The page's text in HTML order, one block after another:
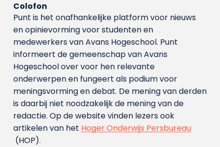
Colofon
Punt is het onafhankelijke platform voor nieuws
en opinievorming voor studenten en
medewerkers van Avans Hoge­school. Punt
informeert de gemeenschap van Avans
Hogeschool over voor hen relevante
onderwerpen en fungeert als podium voor
meningsvorming en debat. De mening van derden
is daarbij niet noodzakelijk de mening van de
redactie. Op de website vinden lezers ook
artikelen van het Hoger Onderwijs Persbureau
(HOP).